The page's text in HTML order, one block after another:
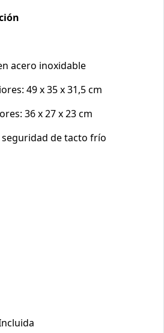
acero inoxidable
49 x 35 x 31,5 cm
36 x 27 x 23 cm
de tacto frío